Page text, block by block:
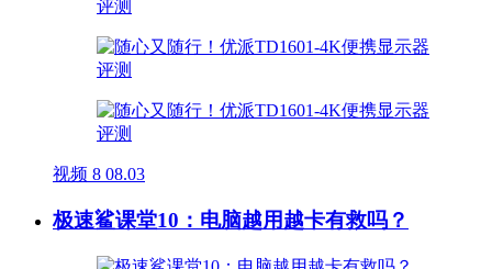
视频 8 08.03
极速鲨课堂10：电脑越用越卡有救吗？